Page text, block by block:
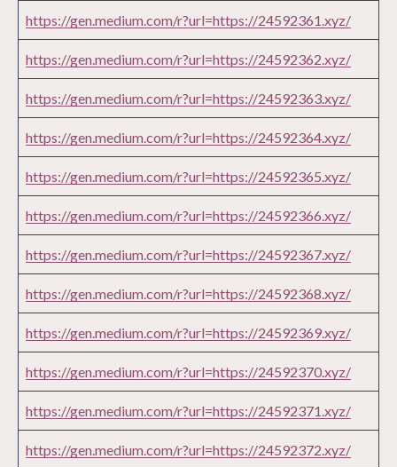
https://gen.medium.com/r?url=https://24592361.xyz/
https://gen.medium.com/r?url=https://24592362.xyz/
https://gen.medium.com/r?url=https://24592363.xyz/
https://gen.medium.com/r?url=https://24592364.xyz/
https://gen.medium.com/r?url=https://24592365.xyz/
https://gen.medium.com/r?url=https://24592366.xyz/
https://gen.medium.com/r?url=https://24592367.xyz/
https://gen.medium.com/r?url=https://24592368.xyz/
https://gen.medium.com/r?url=https://24592369.xyz/
https://gen.medium.com/r?url=https://24592370.xyz/
https://gen.medium.com/r?url=https://24592371.xyz/
https://gen.medium.com/r?url=https://24592372.xyz/